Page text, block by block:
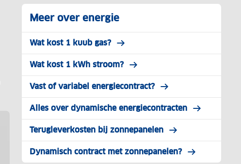
Meer over energie
Wat kost 1 kuub gas?
Wat kost 1 kWh stroom?
Vast of variabel energiecontract?
Alles over dynamische energiecontracten
Terugleverkosten bij zonnepanelen
Dynamisch contract met zonnepanelen?